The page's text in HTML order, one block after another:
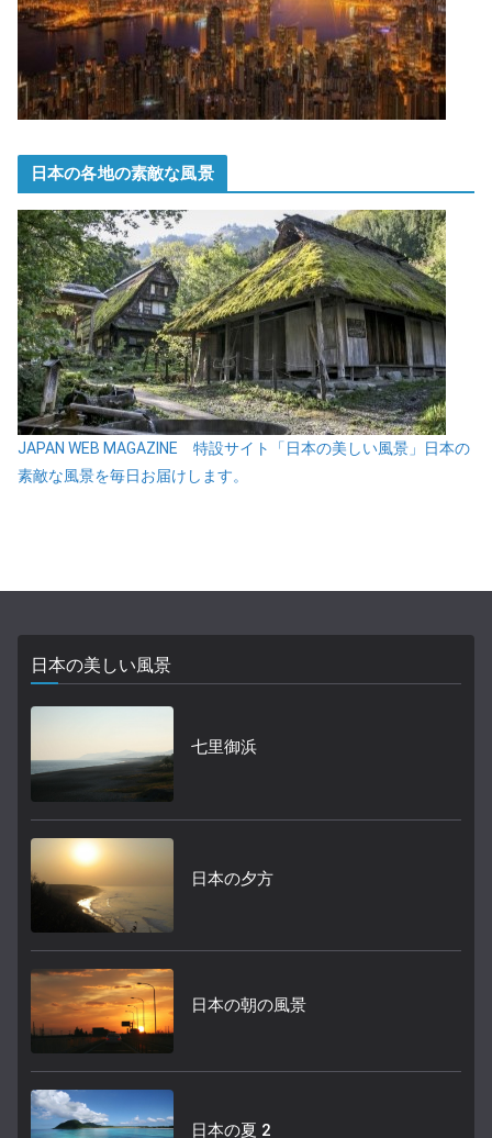
日本の各地の素敵な風景
JAPAN WEB MAGAZINE 特設サイト「日本の美しい風景」日本の
素敵な風景を毎日お届けします。
日本の美しい風景
七里御浜
日本の夕方
日本の朝の風景
日本の夏 2